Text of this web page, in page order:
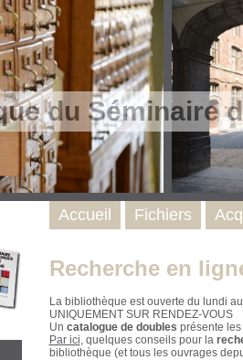
du Séminaire
Recherche en
La bibliothèque est ouverte du lundi
UNIQUEMENT SUR RENDEZ-VOUS
Un catalogue de doubles présente
Par ici, quelques conseils pour la
bibliothèque (et tous les ouvrages
Accueil Fichiers